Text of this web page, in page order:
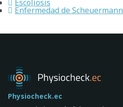
Escoliosis
Enfermedad de Scheuermann
Physiocheck.ec